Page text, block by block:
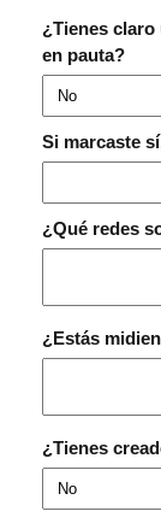
¿Tienes
en pauta?
Si marcaste
¿Qué redes
¿Estás
¿Tienes